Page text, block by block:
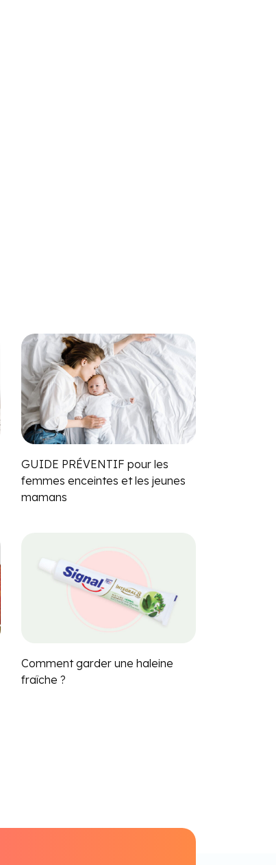
GUIDE PRÉVENTIF pour les
femmes enceintes et les jeunes
mamans
Comment garder une haleine
fraîche ?